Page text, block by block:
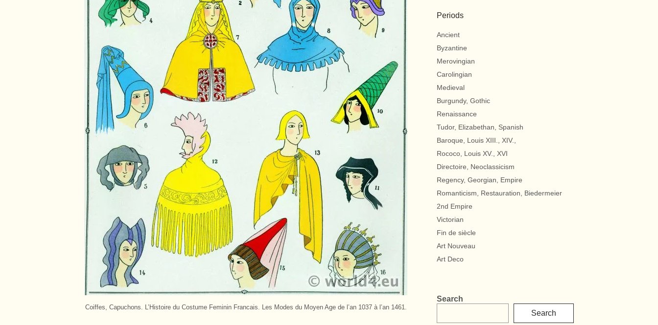
Coiffes, Capuchons. L’Histoire du Costume Feminin Francais. Les Modes du Moyen Age de l’an 1037 à l’an 1461.
Periods
Ancient
Byzantine
Merovingian
Carolingian
Medieval
Burgundy, Gothic
Renaissance
Tudor, Elizabethan, Spanish
Baroque, Louis XIII., XIV.,
Rococo, Louis XV., XVI
Directoire, Neoclassicism
Regency, Georgian, Empire
Romanticism, Restauration, Biedermeier
2nd Empire
Victorian
Fin de siècle
Art Nouveau
Art Deco
Search
Search